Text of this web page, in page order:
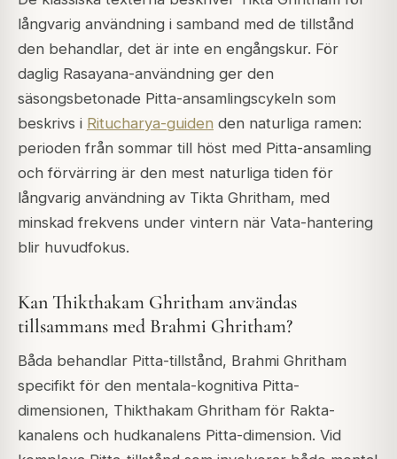
långvarig användning i samband med de tillstånd
den behandlar, det är inte en engångskur. För
daglig Rasayana-användning ger den
säsongsbetonade Pitta-ansamlingscykeln som
beskrivs i Ritucharya-guiden den naturliga ramen:
perioden från sommar till höst med Pitta-ansamling
och förvärring är den mest naturliga tiden för
långvarig användning av Tikta Ghritham, med
minskad frekvens under vintern när Vata-hantering
blir huvudfokus.
Kan Thikthakam Ghritham användas
tillsammans med Brahmi Ghritham?
Båda behandlar Pitta-tillstånd, Brahmi Ghritham
specifikt för den mentala-kognitiva Pitta-
dimensionen, Thikthakam Ghritham för Rakta-
kanalens och hudkanalens Pitta-dimension. Vid